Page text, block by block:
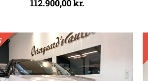
112.900,00kr.